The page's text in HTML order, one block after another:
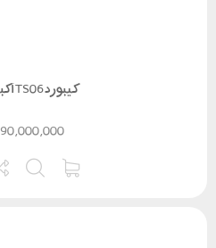
کیبورد TS06 آکبند چینی
90,000,000